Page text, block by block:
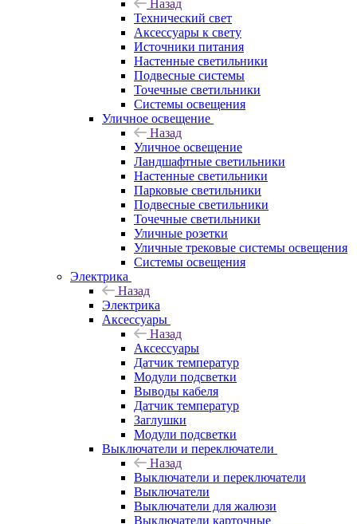
Назад
Технический свет
Аксессуары к свету
Источники питания
Настенные светильники
Подвесные системы
Точечные светильники
Системы освещения
Уличное освещение
Назад
Уличное освещение
Ландшафтные светильники
Настенные светильники
Парковые светильники
Подвесные светильники
Точечные светильники
Уличные розетки
Уличные трековые системы освещения
Системы освещения
Электрика
Назад
Электрика
Аксессуары
Назад
Аксессуары
Датчик температур
Модули подсветки
Выводы кабеля
Датчик температур
Заглушки
Модули подсветки
Выключатели и переключатели
Назад
Выключатели и переключатели
Выключатели
Выключатели для жалюзи
Выключатели карточные